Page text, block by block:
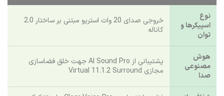
نوع
اسپیکرها و
توان
خروجی صدای 20 وات استریو مبتنی بر ساختار 2.0
کاناله
هوش
مصنوعی
صدا
پشتیبانی از AI Sound Pro جهت خلق فضاسازی
مجازی Virtual 11.1.2 Surround